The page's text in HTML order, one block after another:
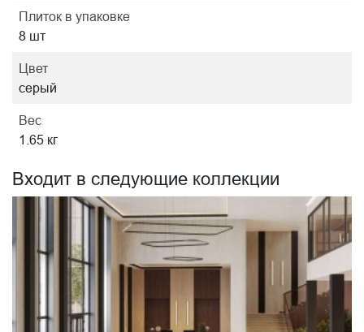
Плиток в упаковке
8 шт
Цвет
серый
Вес
1.65 кг
Входит в следующие коллекции